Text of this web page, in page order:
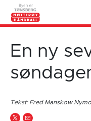
En ny
Tekst: Fred Manskow